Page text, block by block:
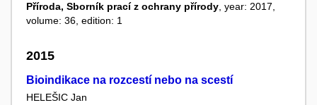
Příroda, Sborník prací z ochrany přírody, year: 2017,
volume: 36, edition: 1
2015
Bioindikace na rozcestí nebo na scestí
HELEŠIC Jan